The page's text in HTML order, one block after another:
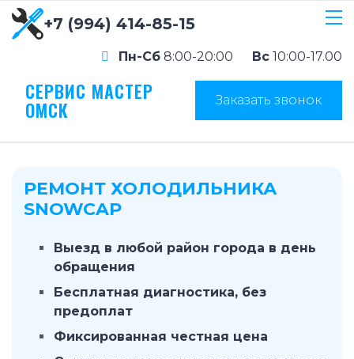
+7 (994) 414-85-15
Пн-Сб 8:00-20:00 Вс 10:00-17.00
СЕРВИС МАСТЕР
ОМСК Заказать звонок
РЕМОНТ ХОЛОДИЛЬНИКА
SNOWCAP
Выезд в любой район города в день
обращения
Бесплатная диагностика, без
предоплат
Фиксированная честная цена